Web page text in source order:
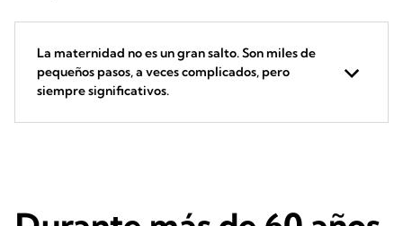
La maternidad no es un gran salto. Son miles de
pequeños pasos, a veces complicados, pero
siempre significativos.